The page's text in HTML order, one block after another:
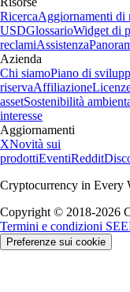
RicercaAggiornamenti di
USDGlossarioWidget di
reclamiAssistenza
Azienda
Chi siamoPiano di
riservaAffiliazione
assetSostenibilità
interesse
Aggiornamenti
XNovità sui
prodottiEventiReddit
Cryptocurrency in
Copyright © 2018-2026
Termini e condizioni SEE
Preferenze sui cookie